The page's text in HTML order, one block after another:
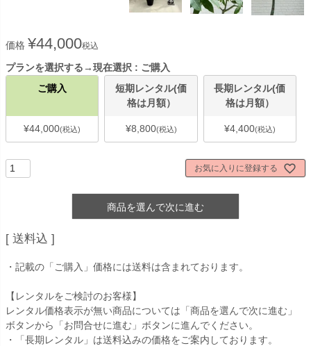
価格 ¥44,000税込
プランを選択する→現在選択
ご購入
ご購入
¥44,000 税込
短期レンタル(価
格は月額）
¥8,800 税込
長期レンタル(価
格は月額）
¥4,400 税込
お気に入りに登録する
商品を選んで次に進む
送料込
・記載の「ご購入」価格には送料は含まれております。
【レンタルをご検討のお客様】
レンタル価格表示が無い商品については「商品を選んで次に進む」
ボタンから「お問合せに進む」ボタンに進んでください。
・「長期レンタル」は送料込みの価格をご案内しております。